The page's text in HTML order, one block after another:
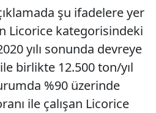
şu ifadelere yer
Licorice kategorisindeki
yılı sonunda devreye
birlikte 12.500 ton/yıl
%90 üzerinde
ile çalışan Licorice